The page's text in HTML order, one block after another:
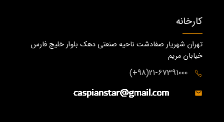
کارخانه
تهران شهریار صفادشت ناحیه صنعتی دهک بلوار خلیج فارس
خیابان مریم
21-67391000(98+)